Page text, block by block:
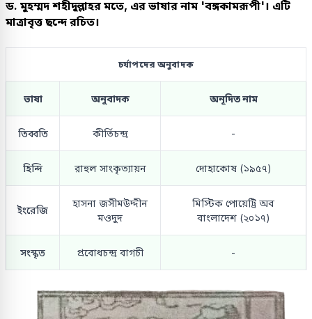
ড. মুহম্মদ শহীদুল্লাহর মতে, এর ভাষার নাম 'বঙ্গকামরূপী'। এটি
মাত্রাবৃত্ত ছন্দে রচিত।
চর্যাপদের অনুবাদক
ভাষা অনুবাদক অনূদিত নাম
তিব্বতি কীর্তিচন্দ্র -
হিন্দি রাহুল সাংকৃত্যায়ন দোহাকোষ (১৯৫৭)
ইংরেজি
হাসনা জসীমউদ্দীন
মওদুদ
মিস্টিক পোয়েট্রি অব
বাংলাদেশ (২০১৭)
সংস্কৃত প্রবোধচন্দ্র বাগচী -